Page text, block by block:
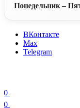
Понедельник –
ВКонтакте
Max
Telegram
0
0